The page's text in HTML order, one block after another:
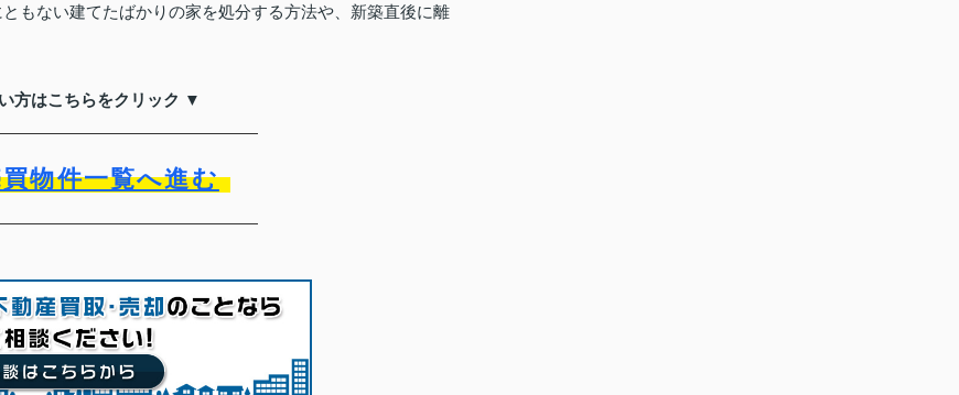
もない建てたばかりの家を処分する方法や、新築直後に離
方はこちらをクリック ▼
物件一覧へ進む